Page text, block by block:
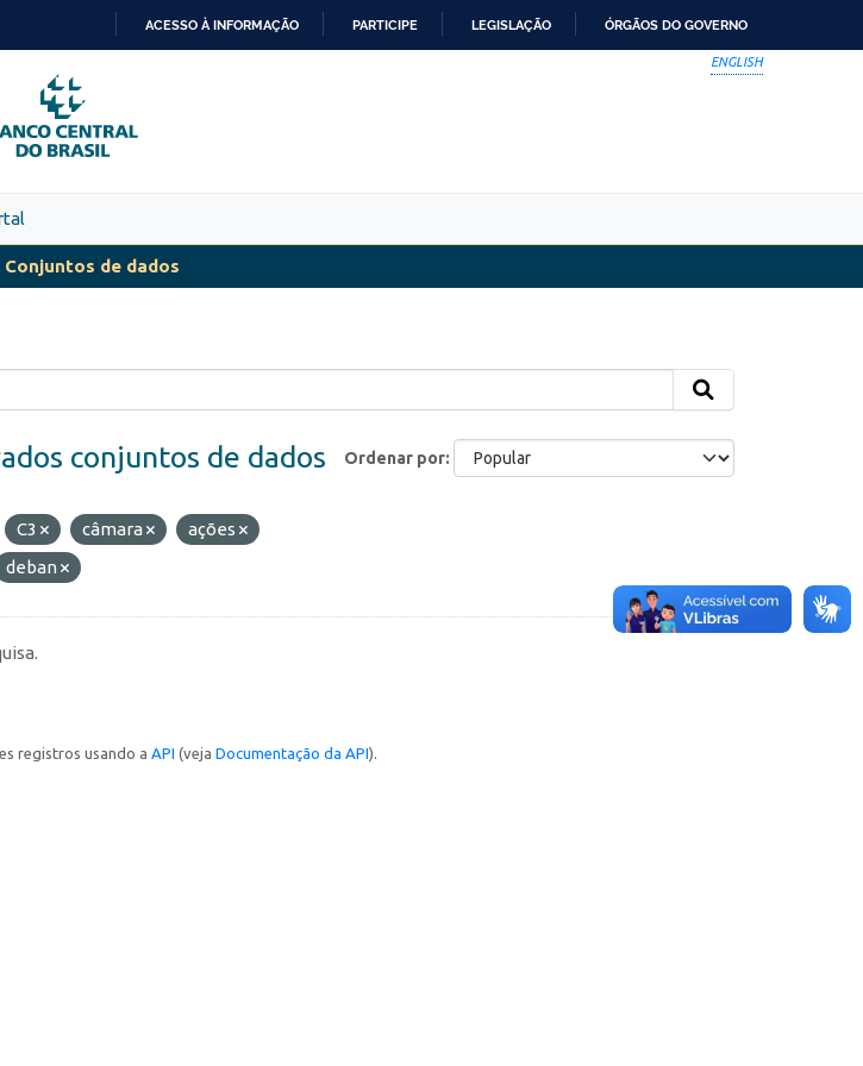
PARA
O
CONTEÚDO
ACESSO À INFORMAÇÃO PARTICIPE LEGISLAÇÃO ÓRGÃOS DO GOVERNO
ENGLISH
Conjuntos de dados
Ordenar por
conjuntos de dados
C3 câmara
ações
deban
registros usando a API (veja Documentação da API).